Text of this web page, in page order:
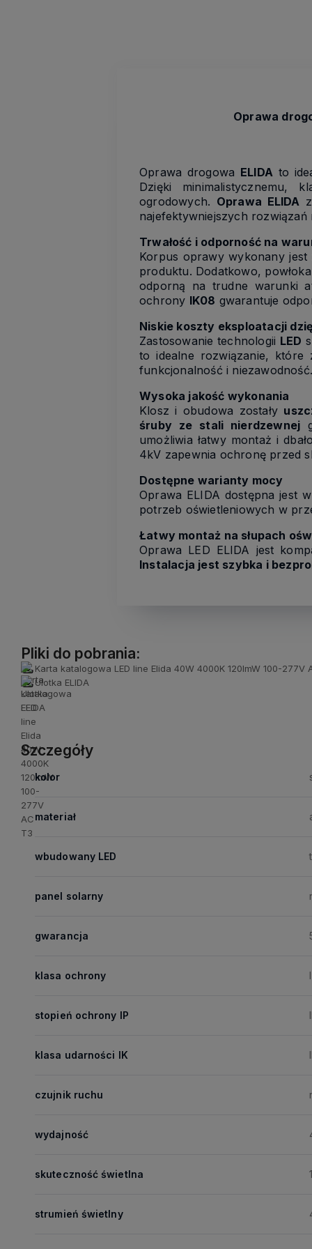
Oprawa
Oprawa drogowa ELIDAto
Dzięki minimalistycznemu,
ogrodowych. Oprawa ELIDA
najefektywniejszych rozwiązań
Trwałość i odporność na
Korpus oprawy wykonany jest
produktu. Dodatkowo,
odporną na trudne warunki
ochrony IK08 gwarantuje
Niskie koszty eksploatacji
Zastosowanie technologii LED
to idealne rozwiązanie, które
funkcjonalność i niezawodność.
Wysoka jakość wykonania
Klosz i obudowa zostały
śruby ze stali nierdzewnej
umożliwia łatwy montaż i
4kV zapewnia ochronę przed
Dostępne warianty mocy
Oprawa ELIDA dostępna jest
potrzeb oświetleniowych w
Łatwy montaż na słupach
Oprawa LED ELIDA jest
Instalacja jest szybka i
Pliki do pobrania:
Karta katalogowa LED line Elida 40W 4000K 120lmW 100-277V
Ulotka ELIDA
Szczegóły
kolor
materiał
wbudowany LED
panel solarny
gwarancja
klasa ochrony I
stopień ochrony IP
klasa udarności IK
czujnik ruchu
wydajność
skuteczność świetlna
strumień świetlny